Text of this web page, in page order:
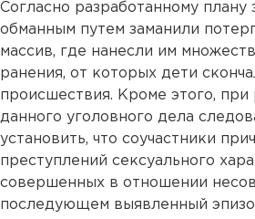
Согласно разработанному
обманным путем заманили
массив, где нанесли им
ранения, от которых дети
происшествия. Кроме этого, при
данного уголовного дела
установить, что соучастники
преступлений сексуального
совершенных в отношении
последующем выявленный